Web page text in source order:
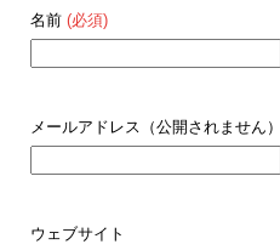
名前 (必須)
メールアドレス（公開されません）
ウェブサイト